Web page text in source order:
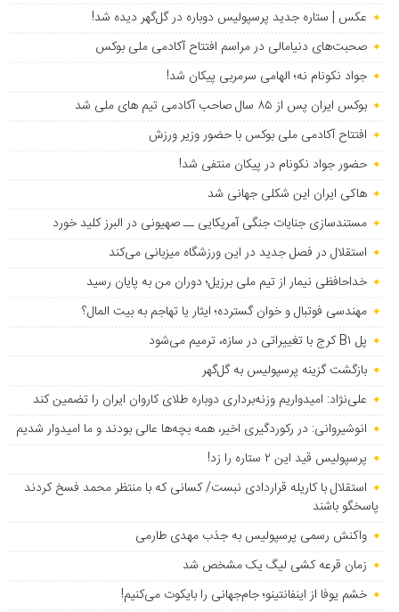
عکس | ستاره جدید پرسپولیس دوباره در گل‌گهر دیده شد!
صحبت‌های دنیامالی در مراسم افتتاح آکادمی ملی بوکس
جواد نکونام نه؛ الهامی سرمربی پیکان شد!
بوکس ایران پس از ۸۵ سال صاحب آکادمی تیم های ملی شد
افتتاح آکادمی ملی بوکس با حضور وزیر ورزش
حضور جواد نکونام در پیکان منتفی شد!
هاکی ایران این شکلی جهانی شد
مستندسازی جنایات جنگی آمریکایی ــ صهیونی در البرز کلید خورد
استقلال در فصل جدید در این ورزشگاه میزبانی می‌کند
خداحافظی نیمار از تیم ملی برزیل؛ دوران من به پایان رسید
مهندسی فوتبال و خوان گسترده؛ ایثار یا تهاجم به بیت المال؟
پل B۱ کرج با تغییراتی در سازه، ترمیم می‌شود
بازگشت گزینه پرسپولیس به ‌گل‌گهر
علی‌نژاد: امیدواریم وزنه‌برداری دوباره طلای کاروان ایران را تضمین کند
انوشیروانی: در رکوردگیری اخیر، همه بچه‌ها عالی بودند و ما امیدوار شدیم
پرسپولیس قید این ۲ ستاره را زد!
استقلال با کاریله قراردادی نبست/ کسانی که با منتظر محمد فسخ کردند
پاسخگو باشند
واکنش رسمی پرسپولیس به جذب مهدی طارمی
زمان قرعه کشی لیگ یک مشخص شد
خشم یوفا از اینفانتینو؛ جام‌جهانی را بایکوت می‌کنیم!